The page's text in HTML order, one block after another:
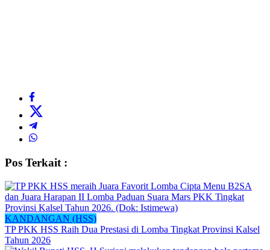
Pos Terkait :
KANDANGAN (HSS)
TP PKK HSS Raih Dua Prestasi di Lomba Tingkat Provinsi Kalsel
Tahun 2026